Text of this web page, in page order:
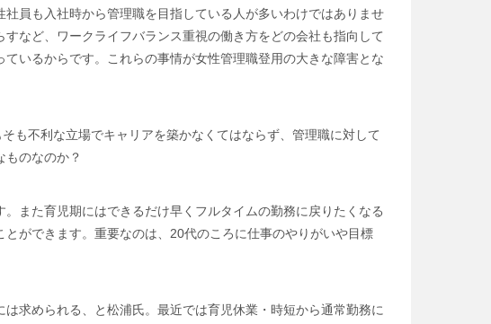
員も入社時から管理職を目指している人が多いわけではありませ
など、ワークライフバランス重視の働き方をどの会社も指向して
いるからです。これらの事情が女性管理職登用の大きな障害とな
も不利な立場でキャリアを築かなくてはならず、管理職に対して
ものなのか？
また育児期にはできるだけ早くフルタイムの勤務に戻りたくなる
ができます。重要なのは、20代のころに仕事のやりがいや目標
求められる、と松浦氏。最近では育児休業・時短から通常勤務に